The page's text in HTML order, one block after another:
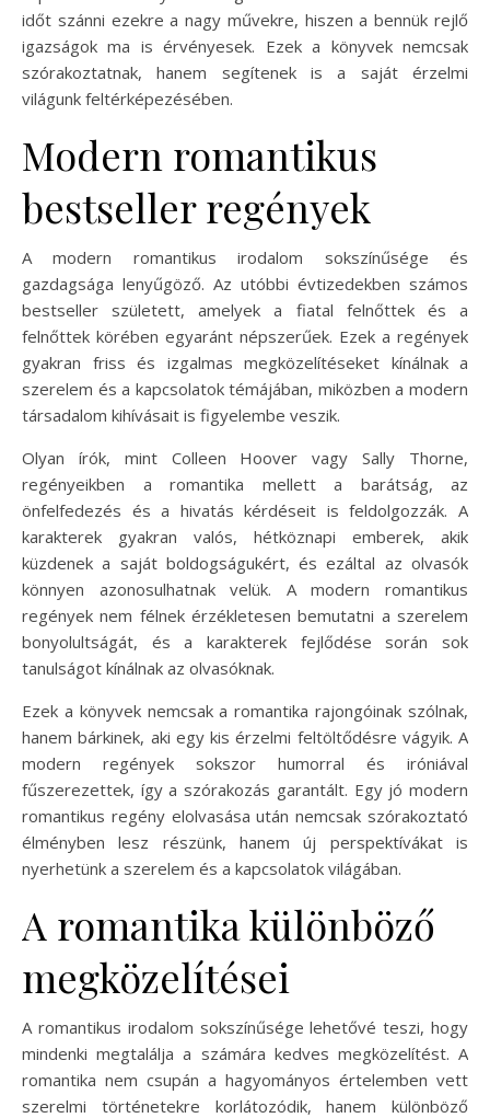
időt szánni ezekre a nagy művekre, hiszen a bennük rejlő
igazságok ma is érvényesek. Ezek a könyvek nemcsak
szórakoztatnak, hanem segítenek is a saját érzelmi
világunk feltérképezésében.
Modern romantikus
bestseller regények
A modern romantikus irodalom sokszínűsége és
gazdagsága lenyűgöző. Az utóbbi évtizedekben számos
bestseller született, amelyek a fiatal felnőttek és a
felnőttek körében egyaránt népszerűek. Ezek a regények
gyakran friss és izgalmas megközelítéseket kínálnak a
szerelem és a kapcsolatok témájában, miközben a modern
társadalom kihívásait is figyelembe veszik.
Olyan írók, mint Colleen Hoover vagy Sally Thorne,
regényeikben a romantika mellett a barátság, az
önfelfedezés és a hivatás kérdéseit is feldolgozzák. A
karakterek gyakran valós, hétköznapi emberek, akik
küzdenek a saját boldogságukért, és ezáltal az olvasók
könnyen azonosulhatnak velük. A modern romantikus
regények nem félnek érzékletesen bemutatni a szerelem
bonyolultságát, és a karakterek fejlődése során sok
tanulságot kínálnak az olvasóknak.
Ezek a könyvek nemcsak a romantika rajongóinak szólnak,
hanem bárkinek, aki egy kis érzelmi feltöltődésre vágyik. A
modern regények sokszor humorral és iróniával
fűszerezettek, így a szórakozás garantált. Egy jó modern
romantikus regény elolvasása után nemcsak szórakoztató
élményben lesz részünk, hanem új perspektívákat is
nyerhetünk a szerelem és a kapcsolatok világában.
A romantika különböző
megközelítései
A romantikus irodalom sokszínűsége lehetővé teszi, hogy
mindenki megtalálja a számára kedves megközelítést. A
romantika nem csupán a hagyományos értelemben vett
szerelmi történetekre korlátozódik, hanem különböző